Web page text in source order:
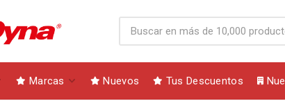
Marcas Nuevos Tus Descuentos